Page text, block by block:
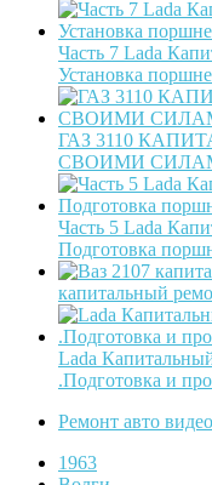
Часть 7 Lada
Установка
ГАЗ 3110
СВОИМИ
Часть 5 Lada
Подготовка
капитальный
Lada
.Подготовка и
Ремонт авто видео
1963